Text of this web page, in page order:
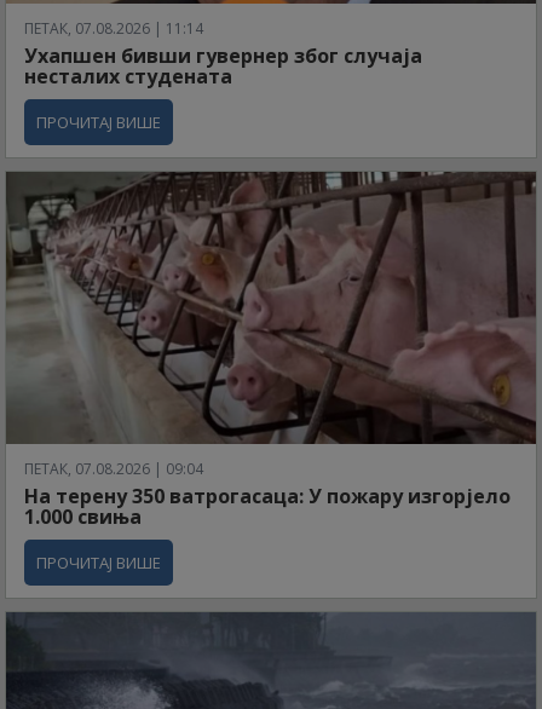
ПЕТАК, 07.08.2026 | 11:14
Ухапшен бивши гувернер због случаја
несталих студената
ПРОЧИТАЈ ВИШЕ
ПЕТАК, 07.08.2026 | 09:04
На терену 350 ватрогасаца: У пожару изгорјело
1.000 свиња
ПРОЧИТАЈ ВИШЕ